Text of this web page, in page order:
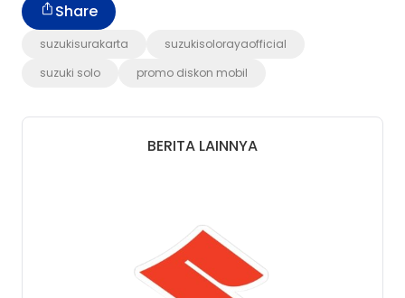
suzukisurakarta
suzukisolorayaofficial
suzuki solo
promo diskon mobil
Share
BERITA LAINNYA